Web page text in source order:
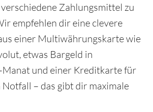
Zahlungsmittel zu
empfehlen dir eine clevere
einer Multiwährungskarte wie
etwas Bargeld in
und einer Kreditkarte für
– das gibt dir maximale